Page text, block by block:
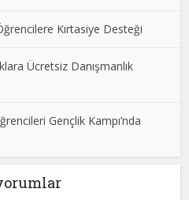
Kırtasiye Desteği
Ücretsiz Danışmanlık
Gençlik Kampı’nda